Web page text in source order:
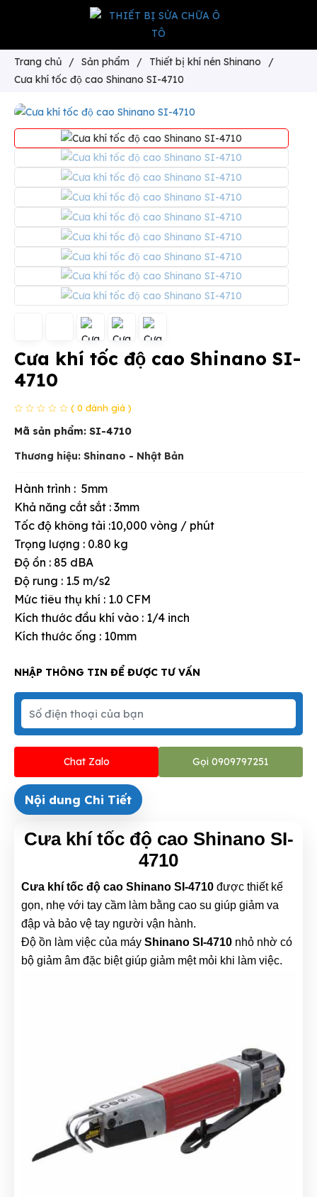
Trang chủ / Sản phẩm / Thiết bị khí nén Shinano
/
Cưa khí tốc độ cao Shinano SI-4710
Cưa khí tốc độ cao Shinano SI-
4710
( 0 đánh giá )
Mã sản phẩm: SI-4710
Thương hiệu: Shinano - Nhật Bản
Hành trình : 5mm
Khả năng cắt sắt : 3mm
Tốc độ không tải :10,000 vòng / phút
Trọng lượng : 0.80 kg
Độ ồn : 85 dBA
Độ rung : 1.5 m/s2
Mức tiêu thụ khí : 1.0 CFM
Kích thước đầu khí vào : 1/4 inch
Kích thước ống : 10mm
NHẬP THÔNG TIN ĐỂ ĐƯỢC TƯ VẤN
Chat Zalo Gọi 0909797251
Nội dung Chi Tiết
Cưa khí tốc độ cao Shinano SI-
4710
Cưa khí tốc độ cao Shinano SI-4710 được thiết kế
gọn, nhẹ với tay cầm làm bằng cao su giúp giảm va
đập và bảo vệ tay người vận hành.
Độ ồn làm việc của máy Shinano SI-4710 nhỏ nhờ có
bộ giảm âm đặc biệt giúp giảm mệt mỏi khi làm việc.